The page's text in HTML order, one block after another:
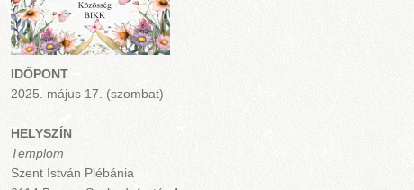
IDŐPONT
2025. május 17. (szombat)
HELYSZÍN
Templom
Szent István Plébánia